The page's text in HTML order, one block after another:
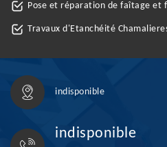
Pose et réparation de faîtage et
Travaux d'Etanchéité
indisponible
indisponible